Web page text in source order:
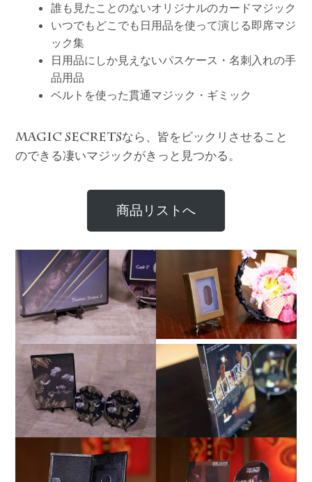
誰も見たことのないオリジナルのカードマジック
いつでもどこでも日用品を使って演じる即席マジ
ック集
日用品にしか見えないパスケース・名刺入れの手
品用品
ベルトを使った貫通マジック・ギミック
MAGIC SECRETSなら、皆をビックリさせること
のできる凄いマジックがきっと見つかる。
商品リストへ